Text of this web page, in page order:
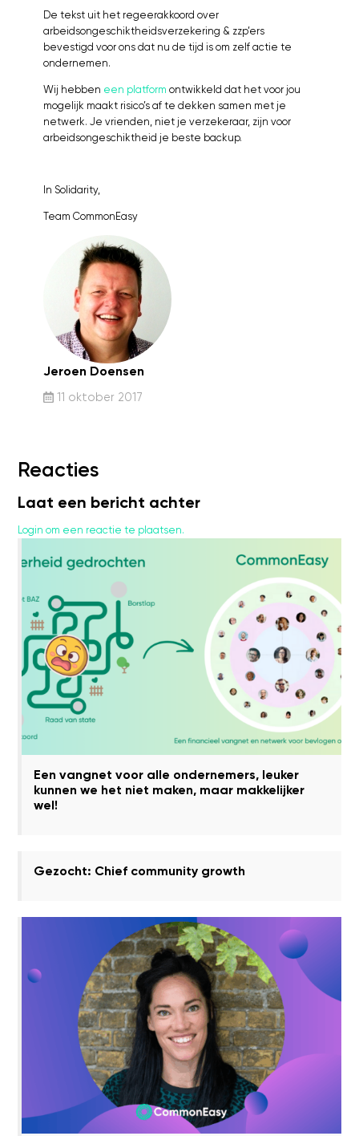
De tekst uit het regeerakkoord over
arbeidsongeschiktheidsverzekering & zzp’ers
bevestigd voor ons dat nu de tijd is om zelf actie te
ondernemen.
Wij hebben een platform ontwikkeld dat het voor jou
mogelijk maakt risico’s af te dekken samen met je
netwerk. Je vrienden, niet je verzekeraar, zijn voor
arbeidsongeschiktheid je beste backup.
In Solidarity,
Team CommonEasy
Jeroen Doensen
11 oktober 2017
Reacties
Laat een bericht achter
Login om een reactie te plaatsen.
Een vangnet voor alle ondernemers, leuker
kunnen we het niet maken, maar makkelijker
wel!
Gezocht: Chief community growth